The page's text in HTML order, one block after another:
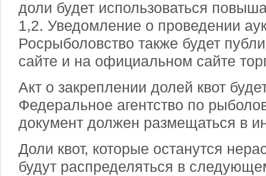
доли будет использоваться
1,2. Уведомление о проведении
Росрыболовство также будет
сайте и на официальном сайте
Акт о закреплении долей квот
Федеральное агентство по
документ должен размещаться в
Доли квот, которые останутся
будут распределяться в